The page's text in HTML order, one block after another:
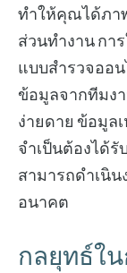
ทำให้คุณได้ภา
ส่วนทำงาน กา
แบบสำรวจออ
ข้อมูลจากทีมง
ง่ายดาย ข้อมูล
จำเป็นต้องได้รั
สามารถดำเนิ
อนาคต
กลยุทธ์ใ